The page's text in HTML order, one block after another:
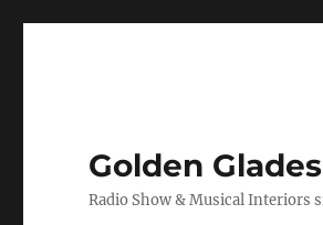
Golden Glades
Radio Show & Musical Interiors